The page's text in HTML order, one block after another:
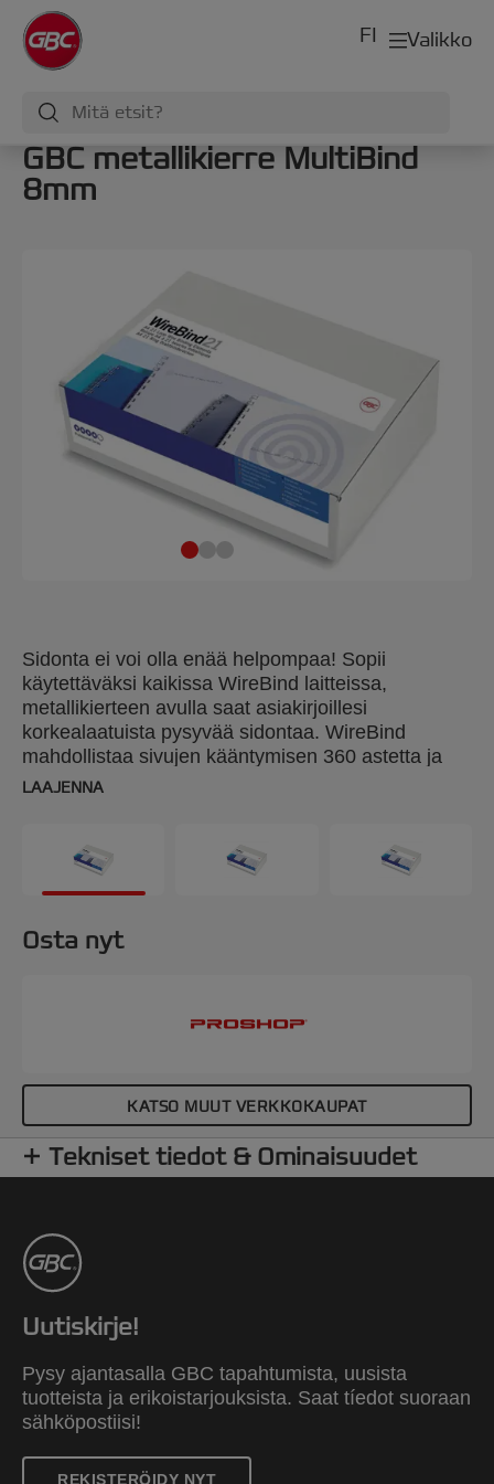
Valikko
FI
GBC metallikierre MultiBind
8mm
Sidonta ei voi olla enää helpompaa! Sopii
käytettäväksi kaikissa WireBind laitteissa,
metallikierteen avulla saat asiakirjoillesi
korkealaatuista pysyvää sidontaa. WireBind
mahdollistaa sivujen kääntymisen 360 astetta ja
taittuu helposti esim. kopioimista varten. 21-
Sidontakapasiteetti 70 sivua. Pakkaus: 100.
LAAJENNA
Osta nyt
KATSO MUUT VERKKOKAUPAT
Tekniset tiedot & Ominaisuudet
Uutiskirje!
Pysy ajantasalla GBC tapahtumista, uusista
tuotteista ja erikoistarjouksista. Saat tíedot suoraan
sähköpostiisi!
REKISTERÖIDY NYT